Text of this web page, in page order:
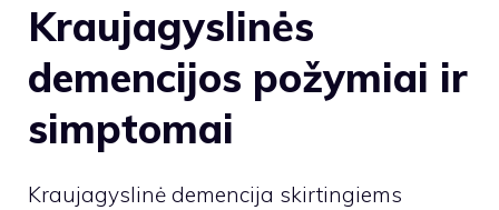
Kraujagyslinės
demencijos požymiai ir
simptomai
Kraujagyslinė demencija skirtingiems